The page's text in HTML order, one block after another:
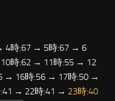
4時:67 → 5時:67 → 6
時:62 → 11時:55 → 12
→ 16時:56 → 17時:50 →
→ 22時:41 → 23時:40